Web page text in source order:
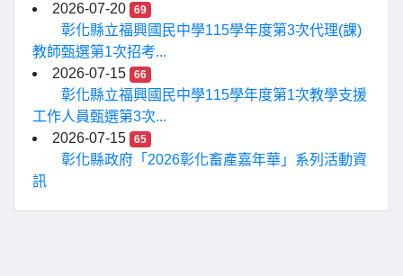
2026-07-20
69
彰化縣立福興國民中學115學年度第3次代理(課)
教師甄選第1次招考...
2026-07-15
66
彰化縣立福興國民中學115學年度第1次教學支援
工作人員甄選第3次...
2026-07-15
65
彰化縣政府「2026彰化畜產嘉年華」系列活動資
訊